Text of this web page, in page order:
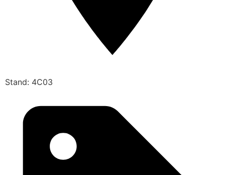
Stand: 4C03